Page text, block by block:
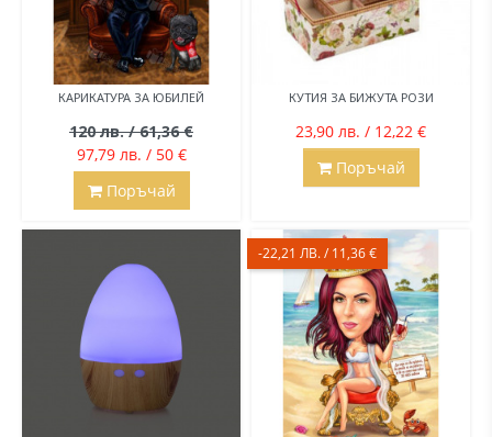
КАРИКАТУРА ЗА ЮБИЛЕЙ
120 лв. / 61,36 €
97,79 лв. / 50 €
Поръчай
КУТИЯ ЗА БИЖУТА РОЗИ
23,90 лв. / 12,22 €
Поръчай
-22,21 ЛВ. / 11,36 €